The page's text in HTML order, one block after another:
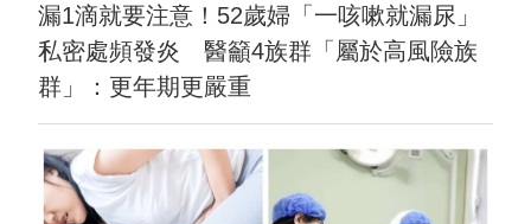
漏1滴就要注意！52歲婦「一咳嗽就漏尿」
私密處頻發炎 醫籲4族群「屬於高風險族
群」：更年期更嚴重